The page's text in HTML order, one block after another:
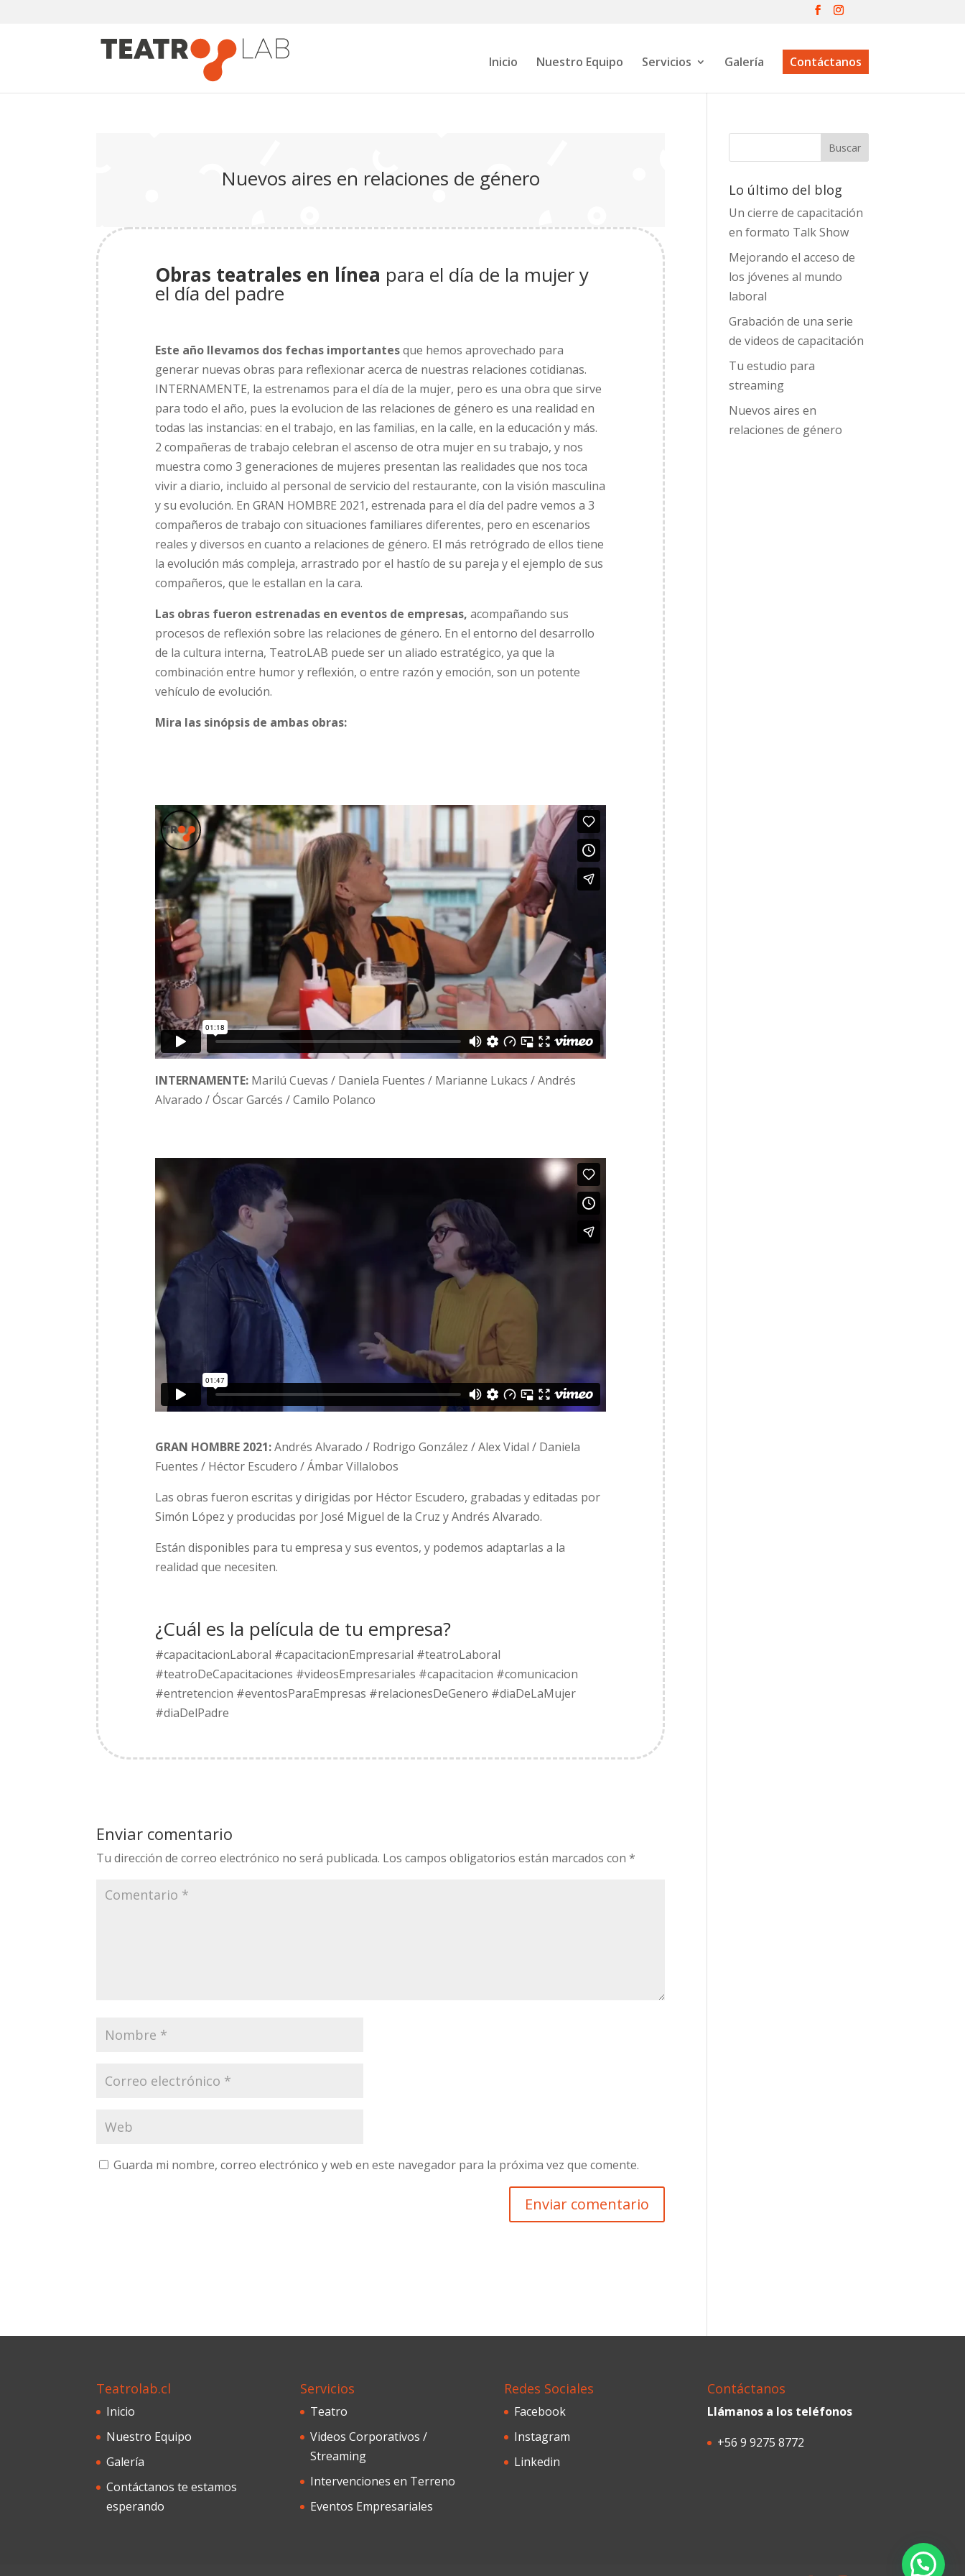
Inicio Nuestro Equipo Servicios Galería Contáctanos
Nuevos aires en relaciones de género
Obras teatrales en línea para el día de la mujer y
el día del padre
Este año llevamos dos fechas importantesque hemos aprovechado para
generar nuevas obras para reflexionar acerca de nuestras relaciones cotidianas.
INTERNAMENTE, la estrenamos para el día de la mujer, pero es una obra que sirve
para todo el año, pues la evolucion de las relaciones de género es una realidad en
todas las instancias: en el trabajo, en las familias, en la calle, en la educación y más.
2 compañeras de trabajo celebran el ascenso de otra mujer en su trabajo, y nos
muestra como 3 generaciones de mujeres presentan las realidades que nos toca
vivir a diario, incluido al personal de servicio del restaurante, con la visión masculina
y su evolución. En GRAN HOMBRE 2021, estrenada para el día del padre vemos a 3
compañeros de trabajo con situaciones familiares diferentes, pero en escenarios
reales y diversos en cuanto a relaciones de género. El más retrógrado de ellos tiene
la evolución más compleja, arrastrado por el hastío de su pareja y el ejemplo de sus
compañeros, que le estallan en la cara.
Las obras fueron estrenadas en eventos de empresas, acompañando sus
procesos de reflexión sobre las relaciones de género. En el entorno del desarrollo
de la cultura interna, TeatroLAB puede ser un aliado estratégico, ya que la
combinación entre humor y reflexión, o entre razón y emoción, son un potente
vehículo de evolución.
Mira las sinópsis de ambas obras:
INTERNAMENTE:Marilú Cuevas / Daniela Fuentes / Marianne Lukacs / Andrés
Alvarado / Óscar Garcés / Camilo Polanco
GRAN HOMBRE 2021:Andrés Alvarado / Rodrigo González / Alex Vidal / Daniela
Fuentes / Héctor Escudero / Ámbar Villalobos
Las obras fueron escritas y dirigidas por Héctor Escudero, grabadas y editadas por
Simón López y producidas por José Miguel de la Cruz y Andrés Alvarado.
Están disponibles para tu empresa y sus eventos, y podemos adaptarlas a la
realidad que necesiten.
¿Cuál es la película de tu empresa?
#capacitacionLaboral #capacitacionEmpresarial #teatroLaboral
#teatroDeCapacitaciones #videosEmpresariales #capacitacion #comunicacion
#entretencion #eventosParaEmpresas #relacionesDeGenero #diaDeLaMujer
#diaDelPadre
Enviar comentario
Tu dirección de correo electrónico no será publicada. Los campos obligatorios están marcados con*
Guarda mi nombre, correo electrónico y web en este navegador para la próxima vez que comente.
Lo último del blog
Un cierre de capacitación
en formato Talk Show
Mejorando el acceso de
los jóvenes al mundo
laboral
Grabación de una serie
de videos de capacitación
Tu estudio para
streaming
Nuevos aires en
relaciones de género
Teatrolab.cl
Inicio
Nuestro Equipo
Galería
Contáctanos te estamos
esperando
Servicios
Teatro
Videos Corporativos /
Streaming
Intervenciones en Terreno
Eventos Empresariales
Redes Sociales
Facebook
Instagram
Linkedin
Contáctanos
Llámanos a los teléfonos
+56 9 9275 8772